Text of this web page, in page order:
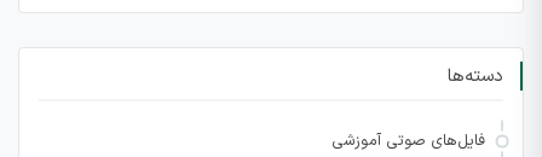
دسته‌ها
فایل‌های صوتی آموزشی